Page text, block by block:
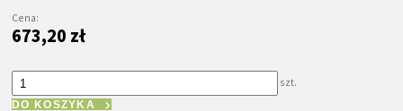
Cena:
673,20 zł
szt.
DO KOSZYKA